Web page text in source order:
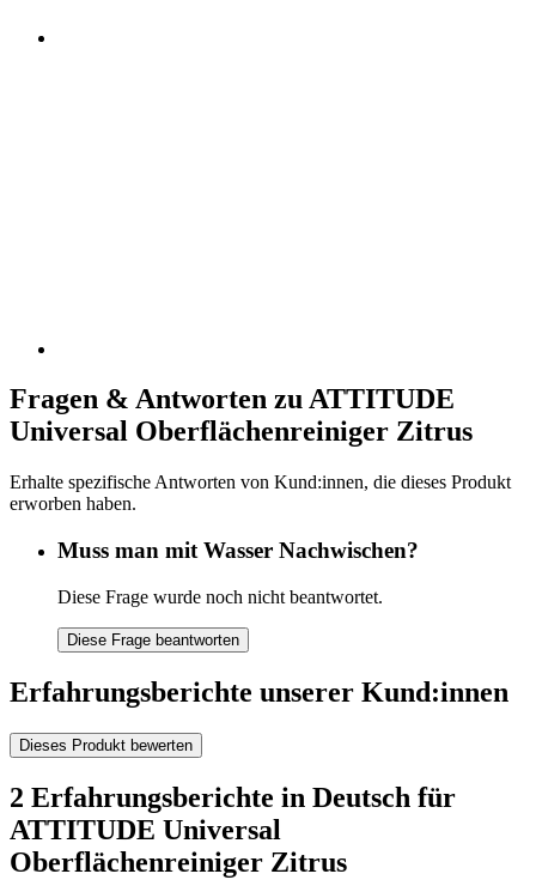
Fragen & Antworten zu ATTITUDE
Universal Oberflächenreiniger Zitrus
Erhalte spezifische Antworten von Kund:innen, die dieses Produkt
erworben haben.
Muss man mit Wasser Nachwischen?
Diese Frage wurde noch nicht beantwortet.
Diese Frage beantworten
Erfahrungsberichte unserer Kund:innen
Dieses Produkt bewerten
2 Erfahrungsberichte in Deutsch für
ATTITUDE Universal
Oberflächenreiniger Zitrus